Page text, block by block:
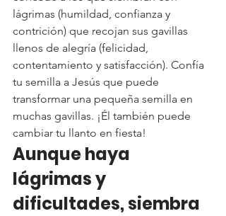
lágrimas (humildad, confianza y
contrición) que recojan sus gavillas
llenos de alegría (felicidad,
contentamiento y satisfacción). Confía
tu semilla a Jesús que puede
transformar una pequeña semilla en
muchas gavillas. ¡Él también puede
cambiar tu llanto en fiesta!
Aunque haya
lágrimas y
dificultades, siembra